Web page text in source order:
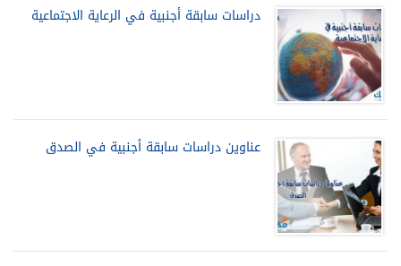
دراسات سابقة أجنبية في الرعاية الاجتماعية
عناوين دراسات سابقة أجنبية في الصدق